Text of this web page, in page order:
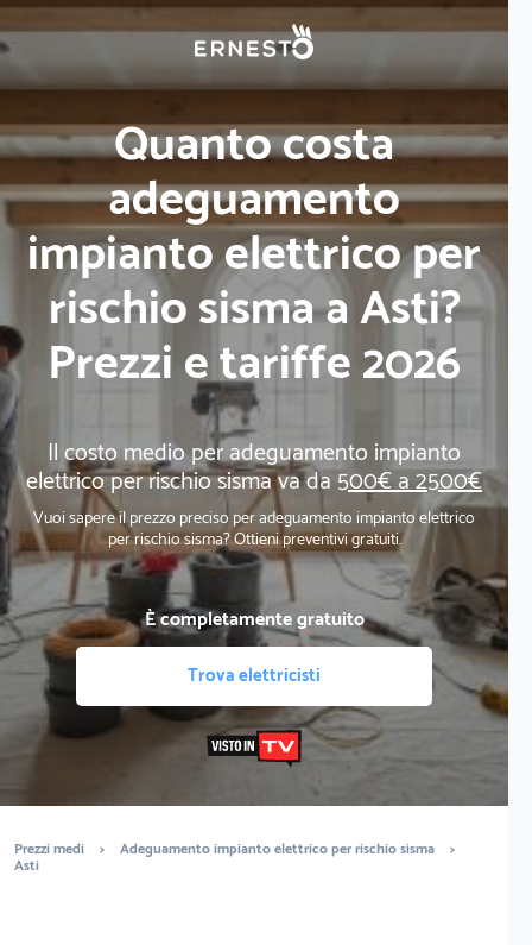
Quanto costa
adeguamento
impianto elettrico per
rischio sisma a Asti?
Prezzi e tariffe 2026
Il costo medio per adeguamento impianto
elettrico per rischio sisma va da500€ a 2500€
Vuoi sapere il prezzo preciso per adeguamento impianto elettrico
per rischio sisma? Ottieni preventivi gratuiti.
È completamente gratuito
Trova elettricisti
Prezzi medi > Adeguamento impianto elettrico per rischio sisma >
Asti